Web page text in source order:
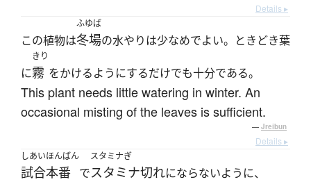
Details ▸
この植物は
ふゆば
冬場の水やりは少なめでよい。ときどき葉
に
きり
霧 をかけるようにするだけでも十分である。
This plant needs little watering in winter. An
occasional misting of the leaves is sufficient.
— Jreibun
Details ▸
しあい
試合
ほんばん
本番 で
スタミナぎ
スタミナ切れにならないように、